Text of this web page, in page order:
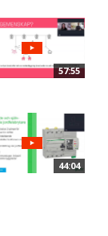
57:55
44:04